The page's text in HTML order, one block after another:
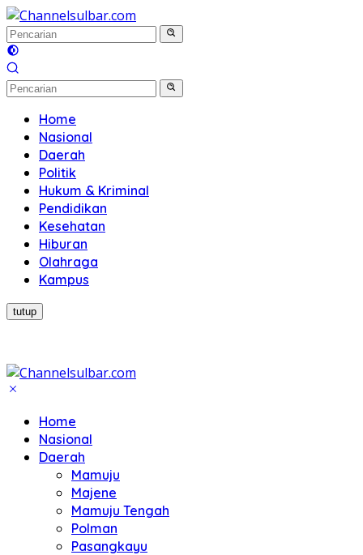
Langsung
ke
konten
Home
Nasional
Daerah
Politik
Hukum & Kriminal
Pendidikan
Kesehatan
Hiburan
Olahraga
Kampus
tutup
Home
Nasional
Daerah
Mamuju
Majene
Mamuju Tengah
Polman
Pasangkayu